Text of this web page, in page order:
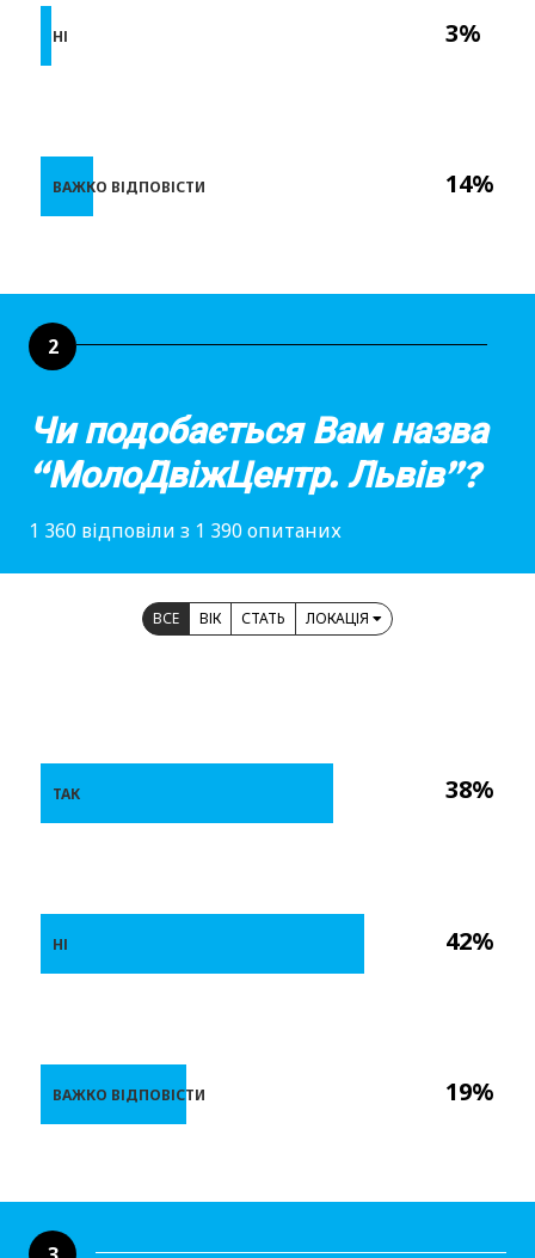
3%
14%
НІ
ВАЖКО ВІДПОВІСТИ
2
Чи подобається Вам назва
“МолоДвіжЦентр. Львів”?
1 360 відповіли з 1 390 опитаних
ВСЕ ВІК СТАТЬ ЛОКАЦІЯ
38%
42%
19%
ТАК
НІ
ВАЖКО ВІДПОВІСТИ